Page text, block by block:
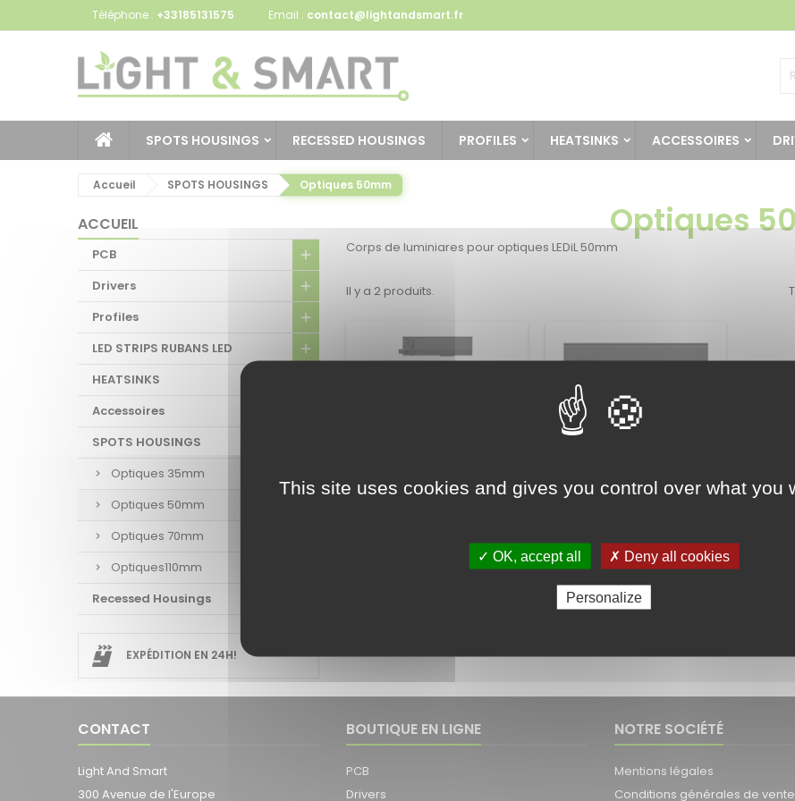
Téléphone : +33185131575 Email : contact@lightandsmart.fr
SPOTS HOUSINGS RECESSED HOUSINGS PROFILES HEATSINKS ACCESSOIRES
Accueil SPOTS HOUSINGS Optiques 50mm
ACCUEIL
PCB
Drivers
Profiles
LED STRIPS RUBANS LED
HEATSINKS
Accessoires
SPOTS HOUSINGS
Optiques 35mm
Optiques 50mm
Optiques 70mm
Optiques110mm
Recessed Housings
EXPÉDITION EN 24H!
Optiques
Corps de luminiares pour optiques LEDiL 50mm
Il y a 2 produits.
Track Housing For YASMEEN-
Track Housing for ILONA-
ZOOM
CONTACT
Light And Smart
300 Avenue de l'Europe
BOUTIQUE EN LIGNE
PCB
Drivers
NOTRE SOCIÉTÉ
Mentions légales
Conditions générales de vente
This site uses cookies and gives you control over what you
✓ OK, accept all ✗ Deny all cookies
Personalize